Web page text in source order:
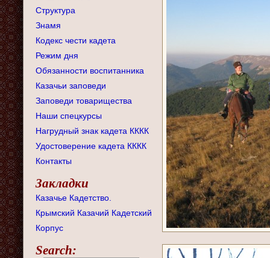
Структура
Знамя
Кодекс чести кадета
Режим дня
Обязанности воспитанника
Казачьи заповеди
Заповеди товарищества
Наши спецкурсы
Нагрудный знак кадета КККК
Удостоверение кадета КККК
Контакты
Закладки
Казачье Кадетство.
Крымский Казачий Кадетский
Корпус
Search: